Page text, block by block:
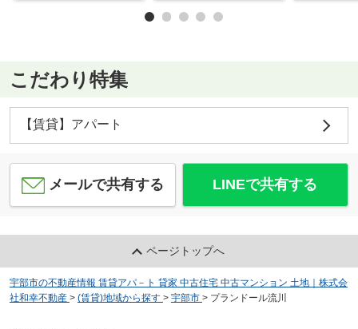
こだわり特集
【賃貸】アパート
メールで共有する LINEで共有する
ページトップへ
宇部市の不動産情報 賃貸アパ－ト 貸家 中古住宅 中古マンション 土地｜株式会
社和幸不動産 > (賃貸)地域から探す > 宇部市 > プランドール流川